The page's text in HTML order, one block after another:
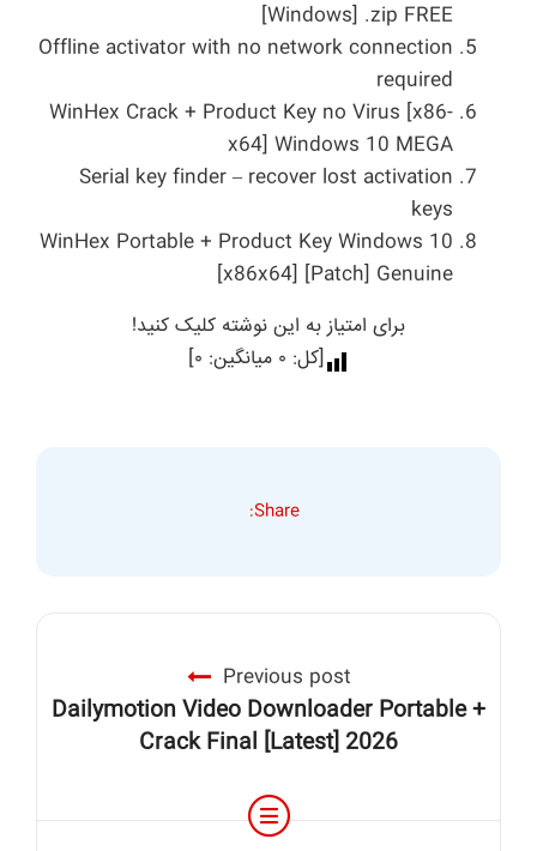
[Windows] .zip FREE
Offline activator with no network connection
required
WinHex Crack + Product Key no Virus [x86-
x64] Windows 10 MEGA
Serial key finder – recover lost activation
keys
WinHex Portable + Product Key Windows 10
[x86x64] [Patch] Genuine
برای امتیاز به این نوشته کلیک کنید!
[کل: ۰ میانگین: ۰]
Share:
Previous post
Dailymotion Video Downloader Portable +
Crack Final [Latest] 2026